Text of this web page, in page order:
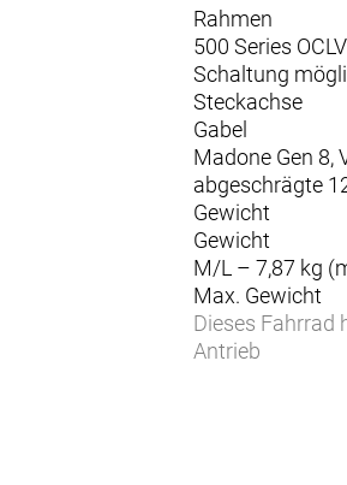
Rahmen
500 Series
Schaltung
Steckachse
Gabel
Madone Gen 8,
abgeschrägte
Gewicht
Gewicht
M/L – 7,87 kg
Max. Gewicht
Dieses Fahrrad
Antrieb